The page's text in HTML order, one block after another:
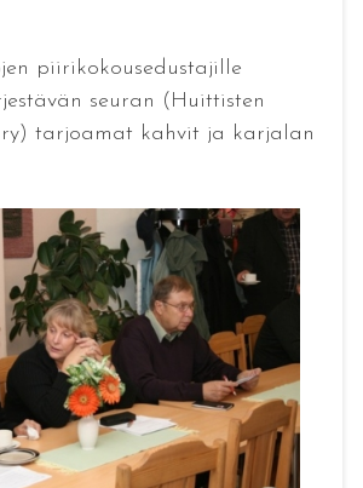
piirikokousedustajille
seuran (Huittisten
tarjoamat kahvit ja karjalan